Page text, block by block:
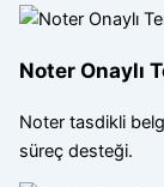
Noter Onaylı
Noter tasdikli
süreç desteği.